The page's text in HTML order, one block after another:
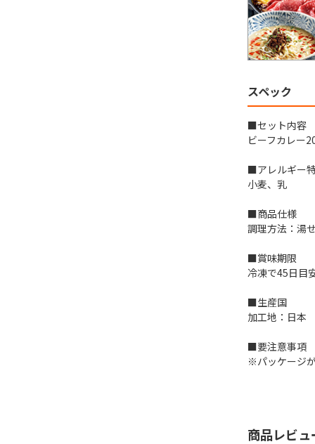
スペック
■セット内容
ビーフカレー
■アレルギー
小麦、乳
■商品仕様
調理方法：湯
■賞味期限
冷凍で45日目
■生産国
加工地：日本
■要注意事項
※パッケージ
商品レビュ